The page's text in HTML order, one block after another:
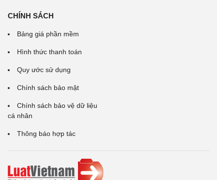
CHÍNH SÁCH
Bảng giá phần mềm
Hình thức thanh toán
Quy ước sử dụng
Chính sách bảo mật
Chính sách bảo vệ dữ liệu
cá nhân
Thông báo hợp tác